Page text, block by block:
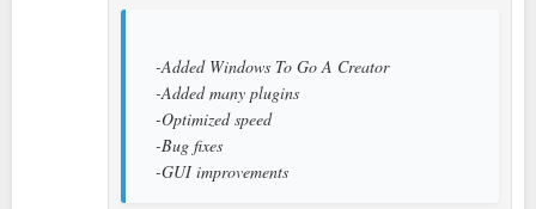
-Added Windows To Go A Creator
-Added many plugins
-Optimized speed
-Bug fixes
-GUI improvements